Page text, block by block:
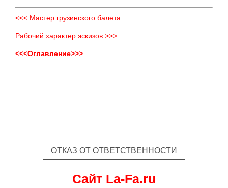
<<< Мастер грузинского балета
Рабочий характер эскизов >>>
<<<Оглавление>>>
ОТКАЗ ОТ ОТВЕТСТВЕННОСТИ
Сайт La-Fa.ru